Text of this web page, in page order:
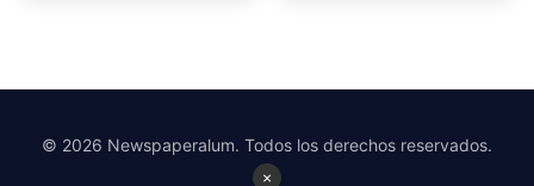
×
© 2026 Newspaperalum. Todos los derechos reservados.